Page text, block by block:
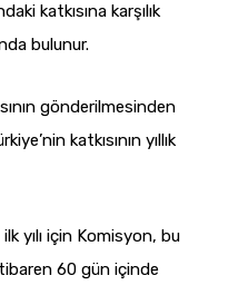
katkısına karşılık
bulunur.
gönderilmesinden
katkısının yıllık
ilk yılı için Komisyon, bu
60 gün içinde